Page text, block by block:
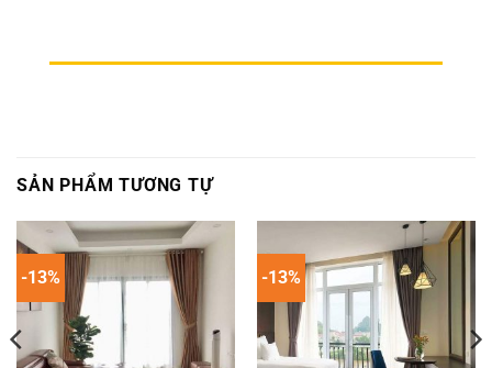
SẢN PHẨM TƯƠNG TỰ
-13% -13%